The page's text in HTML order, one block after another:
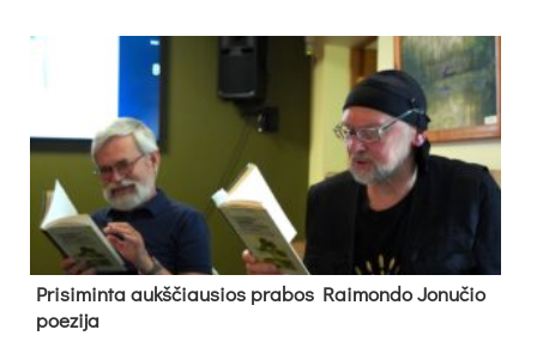
Pri­si­min­ta aukš­čiau­sios pra­bos Rai­mon­do Jo­nu­čio
poe­zi­ja